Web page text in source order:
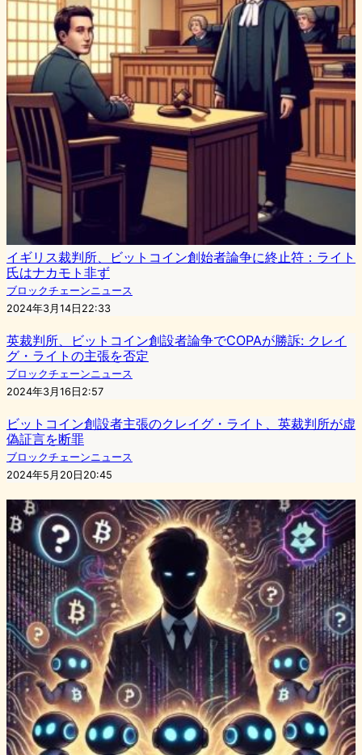
イギリス裁判所、ビットコイン創始者論争に終止符：ライト
氏はナカモト非ず
ブロックチェーンニュース
2024年3月14日22:33
英裁判所、ビットコイン創設者論争でCOPAが勝訴: クレイ
グ・ライトの主張を否定
ブロックチェーンニュース
2024年3月16日2:57
ビットコイン創設者主張のクレイグ・ライト、英裁判所が虚
偽証言を断罪
ブロックチェーンニュース
2024年5月20日20:45